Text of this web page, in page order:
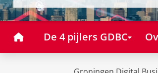
HomeDe 4 pijlers GDBC